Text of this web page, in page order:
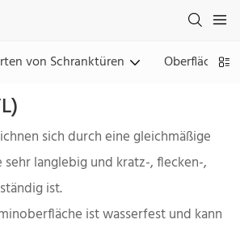
von Schranktüren Oberflächen
sich durch eine gleichmäßige
sehr langlebig und kratz-, flecken-,
ist.
ist wasserfest und kann